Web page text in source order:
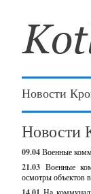
Новости
Новости
09.04Военные
21.03 Военные
осмотры объектов